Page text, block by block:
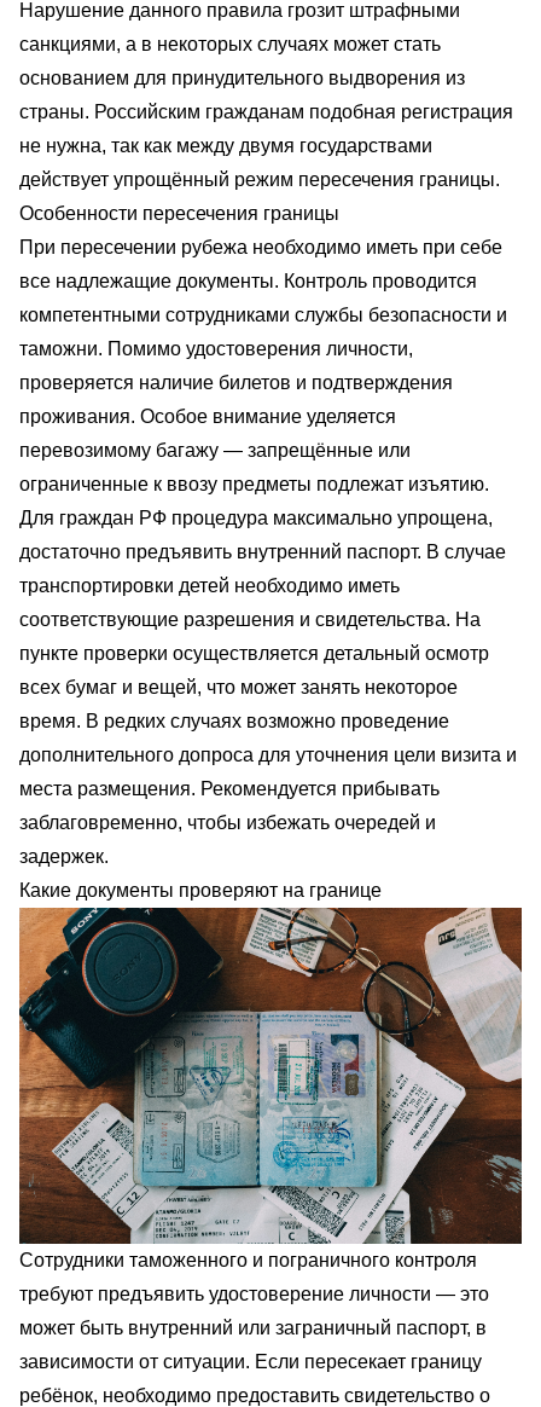
Нарушение данного правила грозит штрафными
санкциями, а в некоторых случаях может стать
основанием для принудительного выдворения из
страны. Российским гражданам подобная регистрация
не нужна, так как между двумя государствами
действует упрощённый режим пересечения границы.
Особенности пересечения границы
При пересечении рубежа необходимо иметь при себе
все надлежащие документы. Контроль проводится
компетентными сотрудниками службы безопасности и
таможни. Помимо удостоверения личности,
проверяется наличие билетов и подтверждения
проживания. Особое внимание уделяется
перевозимому багажу — запрещённые или
ограниченные к ввозу предметы подлежат изъятию.
Для граждан РФ процедура максимально упрощена,
достаточно предъявить внутренний паспорт. В случае
транспортировки детей необходимо иметь
соответствующие разрешения и свидетельства. На
пункте проверки осуществляется детальный осмотр
всех бумаг и вещей, что может занять некоторое
время. В редких случаях возможно проведение
дополнительного допроса для уточнения цели визита и
места размещения. Рекомендуется прибывать
заблаговременно, чтобы избежать очередей и
задержек.
Какие документы проверяют на границе
Сотрудники таможенного и пограничного контроля
требуют предъявить удостоверение личности — это
может быть внутренний или заграничный паспорт, в
зависимости от ситуации. Если пересекает границу
ребёнок, необходимо предоставить свидетельство о